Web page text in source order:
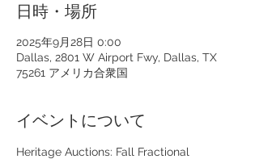
日時・場所
2025年9月28日 0:00
Dallas, 2801 W Airport Fwy, Dallas, TX
75261 アメリカ合衆国
イベントについて
Heritage Auctions: Fall Fractional